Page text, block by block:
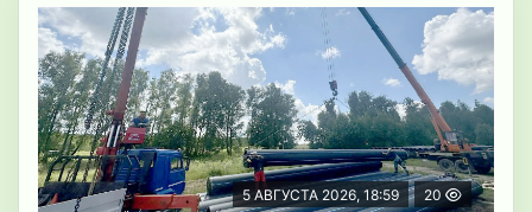
5 АВГУСТА 2026, 18:59 20